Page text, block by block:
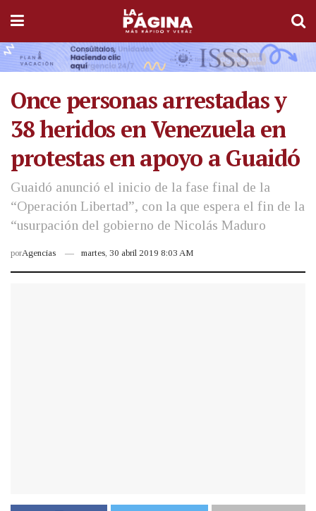
Once personas arrestadas y
38 heridos en Venezuela en
protestas en apoyo a Guaidó
Guaidó anunció el inicio de la fase final de la
“Operación Libertad”, con la que espera el fin de la
“usurpación del gobierno de Nicolás Maduro
porAgencias martes, 30 abril 2019 8:03 AM